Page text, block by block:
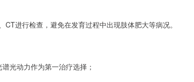
进行检查，避免在发育过程中出现肢体肥大等病况。
光动力作为第一治疗选择；